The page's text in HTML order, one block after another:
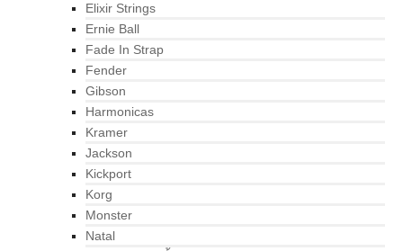
Elixir Strings
Ernie Ball
Fade In Strap
Fender
Gibson
Harmonicas
Kramer
Jackson
Kickport
Korg
Monster
Natal